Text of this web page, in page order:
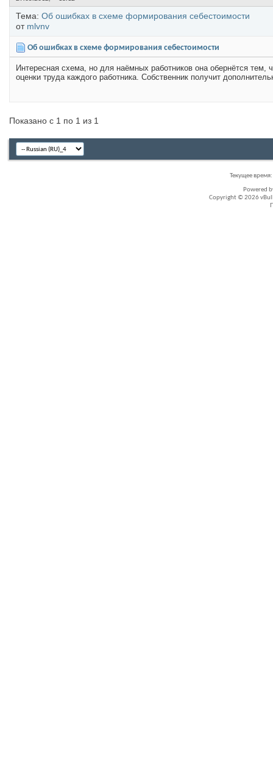
Тема: Об ошибках в схеме формирования себестоимости
от mlvnv
Об ошибках в схеме формирования себестоимости
Интересная схема, но для наёмных работников она обернётся
оценки труда каждого работника. Собственник получит
Показано с 1 по 1 из 1
Текущее время:
Powered
Copyright © 2026